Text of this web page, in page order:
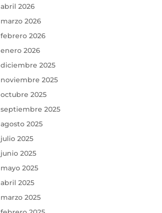
abril 2026
marzo 2026
febrero 2026
enero 2026
diciembre 2025
noviembre 2025
octubre 2025
septiembre 2025
agosto 2025
julio 2025
junio 2025
mayo 2025
abril 2025
marzo 2025